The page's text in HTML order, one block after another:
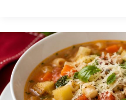
Sopa
Minestrone